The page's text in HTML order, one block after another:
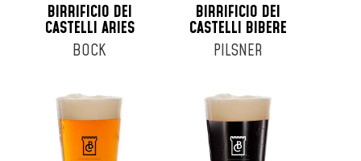
BIRRIFICIO DEI
CASTELLI ARIES
BOCK
BIRRIFICIO DEI
CASTELLI BIBERE
PILSNER